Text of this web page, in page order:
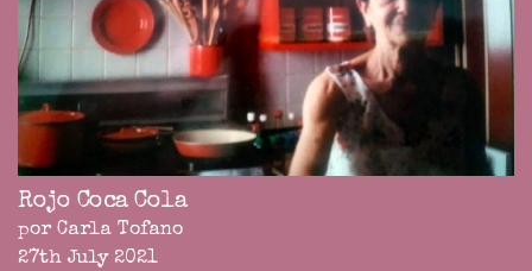
Rojo Coca Cola
por Carla Tofano
27th July 2021